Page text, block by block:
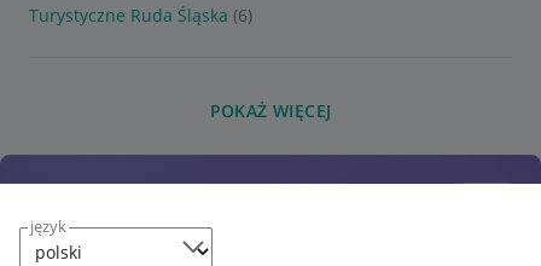
język
Turystyczne Ruda Śląska (6)
POKAŻ WIĘCEJ